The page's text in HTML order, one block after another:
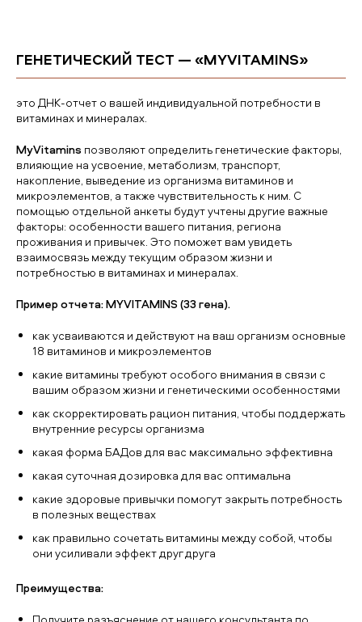
ГЕНЕТИЧЕСКИЙ ТЕСТ — «MYVITAMINS»
это ДНК-отчет о вашей индивидуальной потребности в
витаминах и минералах.
MyVitamins позволяют определить генетические факторы,
влияющие на усвоение, метаболизм, транспорт,
накопление, выведение из организма витаминов и
микроэлементов, а также чувствительность к ним. С
помощью отдельной анкеты будут учтены другие важные
факторы: особенности вашего питания, региона
проживания и привычек. Это поможет вам увидеть
взаимосвязь между текущим образом жизни и
потребностью в витаминах и минералах.
Пример отчета: MYVITAMINS (33 гена).
как усваиваются и действуют на ваш организм основные
18 витаминов и микроэлементов
какие витамины требуют особого внимания в связи с
вашим образом жизни и генетическими особенностями
как скорректировать рацион питания, чтобы поддержать
внутренние ресурсы организма
какая форма БАДов для вас максимально эффективна
какая суточная дозировка для вас оптимальна
какие здоровые привычки помогут закрыть потребность
в полезных веществах
как правильно сочетать витамины между собой, чтобы
они усиливали эффект друг друга
Преимущества: